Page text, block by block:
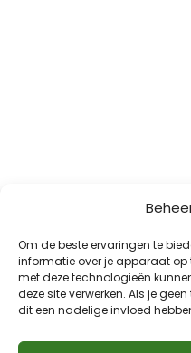
Om de beste ervaringen te
informatie over je apparaat
met deze technologieën
deze site verwerken. Als je
dit een nadelige invloed